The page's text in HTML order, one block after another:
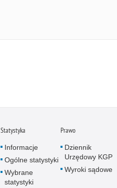
Statystyka
Informacje
Ogólne statystyki
Wybrane
statystyki
Prawo
Dziennik
Urzędowy KGP
Wyroki sądowe